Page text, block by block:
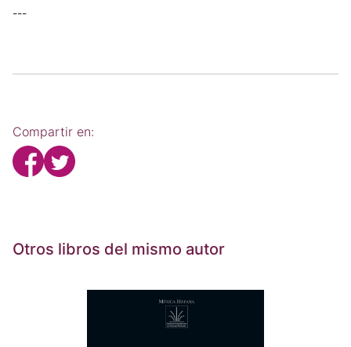
---
Compartir en:
Otros libros del mismo autor